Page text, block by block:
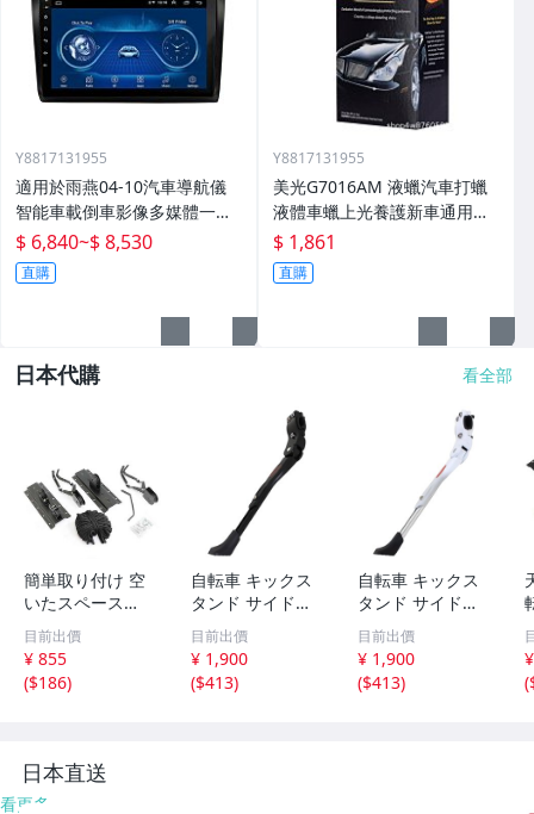
Y8817131955
適用於雨燕04-10汽車導航儀
智能車載倒車影像多媒體一體
機
$ 6,840~$ 8,530
直購
Y8817131955
美光G7016AM 液蠟汽車打蠟
液體車蠟上光養護新車通用棕
櫚蠟
$ 1,861
直購
日本代購 看全部
簡単取り付け 空
いたスペース
に！！ ☆新品☆
天吊りタイプ バ
イク 自転車スタ
ンド ディスプレ
ラック
目前出價
¥ 855
($186)
自転車 キックス
タンド サイドス
タンド スタンド
マウンテンバイク
ロードバイク 長
さ 調整 34cm-38
目前出價
¥ 1,900
($413)
自転車 キックス
タンド サイドス
タンド スタンド
マウンテンバイク
ロードバイク 長
さ 調整 34cm-38
目前出價
¥ 1,900
($413)
(
日本直送
看更多